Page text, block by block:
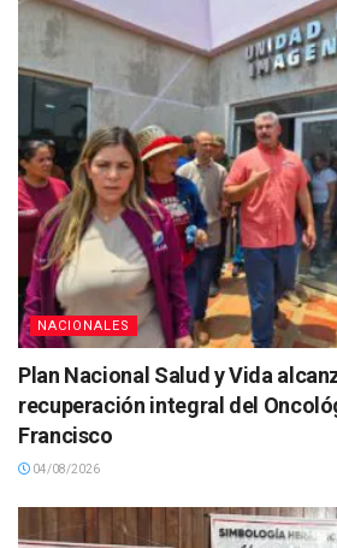
NACIONALES
Plan Nacional Salud y Vida
recuperación integral del
Francisco
04/08/2026